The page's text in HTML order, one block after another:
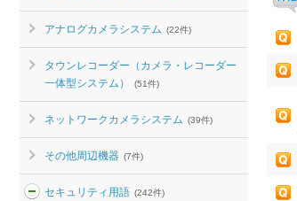
アナログカメラシステム (22件)
タウンレコーダー（カメラ・レコーダー
一体型システム）
(51件)
ネットワークカメラシステム (39件)
その他周辺機器 (7件)
セキュリティ用語 (242件)